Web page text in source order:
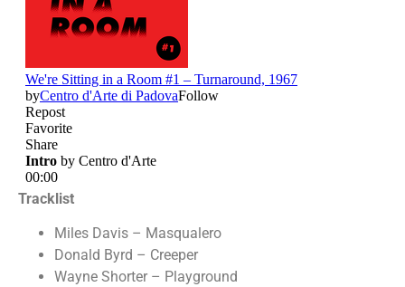
Tracklist
Miles Davis – Masqualero
Donald Byrd – Creeper
Wayne Shorter – Playground